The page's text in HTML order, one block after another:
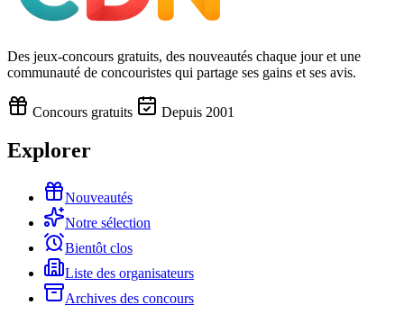
Des jeux-concours gratuits, des nouveautés chaque jour et une
communauté de concouristes qui partage ses gains et ses avis.
Concours gratuits Depuis 2001
Explorer
Nouveautés
Notre sélection
Bientôt clos
Liste des organisateurs
Archives des concours